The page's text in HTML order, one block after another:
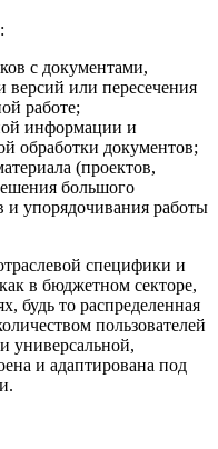
с документами,
версий или пересечения
работе;
информации и
обработки документов;
(проектов,
большого
и упорядочивания работы
специфики и
в бюджетном секторе,
будь то распределенная
пользователей
универсальной,
и адаптирована под